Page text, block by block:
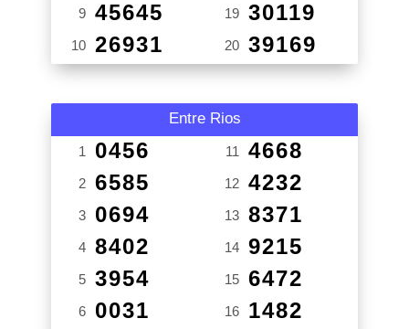
9 45645
10 26931
19 30119
20 39169
Entre Rios
1 0456
2 6585
3 0694
4 8402
5 3954
6 0031
11 4668
12 4232
13 8371
14 9215
15 6472
16 1482